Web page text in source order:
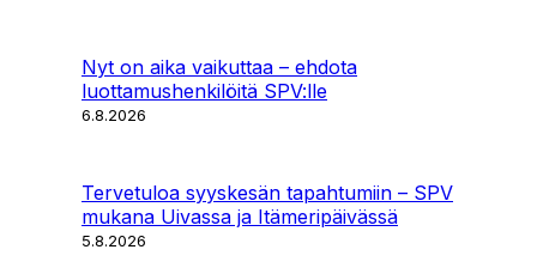
Nyt on aika vaikuttaa – ehdota
luottamushenkilöitä SPV:lle
6.8.2026
Tervetuloa syyskesän tapahtumiin – SPV
mukana Uivassa ja Itämeripäivässä
5.8.2026